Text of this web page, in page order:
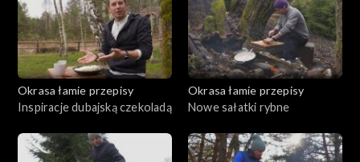
Okrasa łamie przepisy
Inspiracje dubajską czekoladą
Okrasa łamie przepisy
Nowe sałatki rybne